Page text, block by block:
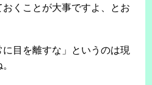
くことが大事ですよ、とお
に目を離すな」というのは現